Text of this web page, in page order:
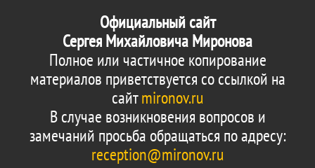
Официальный сайт
Сергея Михайловича Миронова
Полное или частичное копирование
материалов приветствуется со ссылкой на
сайтmironov.ru
В случае возникновения вопросов и
замечаний просьба обращаться по адресу:
reception@mironov.ru